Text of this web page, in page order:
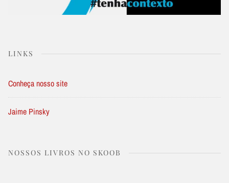
LINKS
Conheça nosso site
Jaime Pinsky
NOSSOS LIVROS NO SKOOB